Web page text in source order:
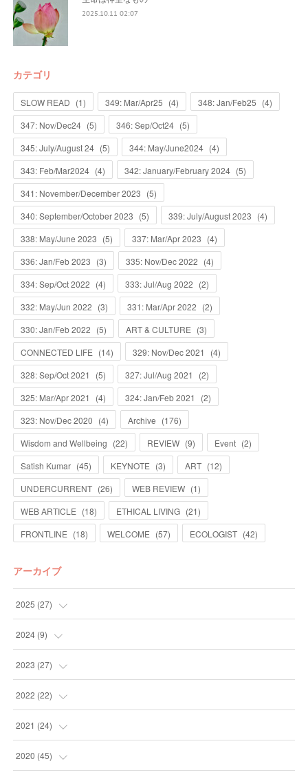
2025.10.11 02:07
カテゴリ
SLOW READ (1) 349: Mar/Apr25 (4) 348: Jan/Feb25 (4)
347: Nov/Dec24 (5) 346: Sep/Oct24 (5)
345: July/August 24 (5) 344: May/June2024 (4)
343: Feb/Mar2024 (4) 342: January/February 2024 (5)
341: November/December 2023 (5)
340: September/October 2023 (5) 339: July/August 2023 (4)
338: May/June 2023 (5) 337: Mar/Apr 2023 (4)
336: Jan/Feb 2023 (3) 335: Nov/Dec 2022 (4)
334: Sep/Oct 2022 (4) 333: Jul/Aug 2022 (2)
332: May/Jun 2022 (3) 331: Mar/Apr 2022 (2)
330: Jan/Feb 2022 (5) ART & CULTURE (3)
CONNECTED LIFE (14) 329: Nov/Dec 2021 (4)
328: Sep/Oct 2021
(5) 327: Jul/Aug 2021 (2)
325: Mar/Apr 2021
(4) 324: Jan/Feb 2021 (2)
323: Nov/Dec 2020 (4) Archive (176)
Wisdom and Wellbeing (22) REVIEW (9) Event (2)
Satish Kumar (45) KEYNOTE (3) ART (12)
UNDERCURRENT (26) WEB REVIEW (1)
WEB ARTICLE (18) ETHICAL LIVING (21)
FRONTLINE (18) WELCOME (57) ECOLOGIST (42)
アーカイブ
2025 (27)
( 13)
(14 )
2024(9)
(4
(5
2023 (27)
(10 )
(9
(4
2022 (22)
(4
(4
2021 (24)
(10 )
2020 (45)